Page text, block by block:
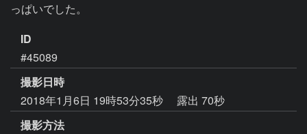
っぱいでした。
ID
#45089
撮影日時
2018年1月6日 19時53分35秒
露出 70秒
撮影方法